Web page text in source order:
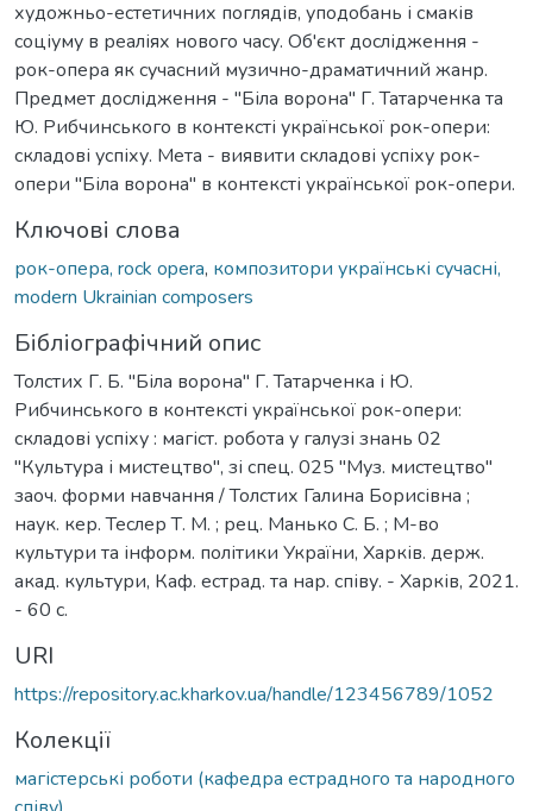
художньо-естетичних поглядів, уподобань і смаків
соціуму в реаліях нового часу. Об'єкт дослідження -
рок-опера як сучасний музично-драматичний жанр.
Предмет дослідження - "Біла ворона" Г. Татарченка та
Ю. Рибчинського в контексті української рок-опери:
складові успіху. Мета - виявити складові успіху рок-
опери "Біла ворона" в контексті української рок-опери.
Ключові слова
рок-опера, rock opera, композитори українські сучасні,
modern Ukrainian composers
Бібліографічний опис
Толстих Г. Б. "Біла ворона" Г. Татарченка і Ю.
Рибчинського в контексті української рок-опери:
складові успіху : магіст. робота у галузі знань 02
"Культура і мистецтво", зі спец. 025 "Муз. мистецтво"
заоч. форми навчання / Толстих Галина Борисівна ;
наук. кер. Теслер Т. М. ; рец. Манько С. Б. ; М-во
культури та інформ. політики України, Харків. держ.
акад. культури, Каф. естрад. та нар. співу. - Харків, 2021.
- 60 с.
URI
https://repository.ac.kharkov.ua/handle/123456789/1052
Колекції
магістерські роботи (кафедра естрадного та народного